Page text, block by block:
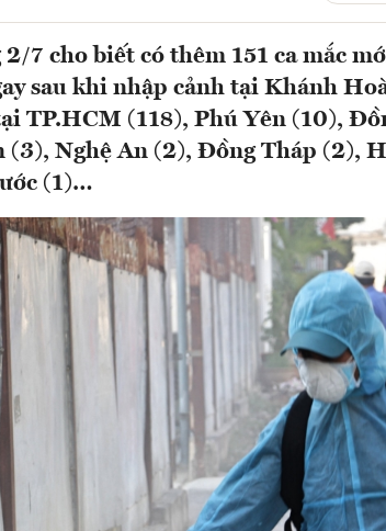
2/7 cho biết có thêm 151 ca mắc
sau khi nhập cảnh tại Khánh
TP.HCM (118), Phú Yên (10),
(3), Nghệ An (2), Đồng Tháp (2),
(1)…